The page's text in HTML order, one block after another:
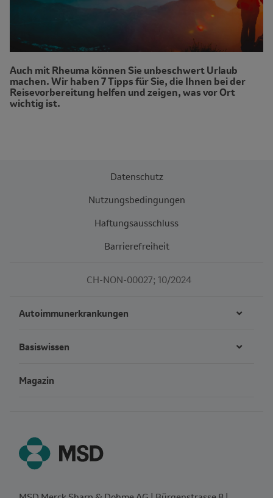
Auch mit Rheuma können Sie unbeschwert Urlaub
machen. Wir haben 7 Tipps für Sie, die Ihnen bei der
Reisevorbereitung helfen und zeigen, was vor Ort
wichtig ist.
Datenschutz
Nutzungsbedingungen
Haftungsausschluss
Barrierefreiheit
CH-NON-00027; 10/2024
Autoimmunerkrankungen
Magazin
Basiswissen